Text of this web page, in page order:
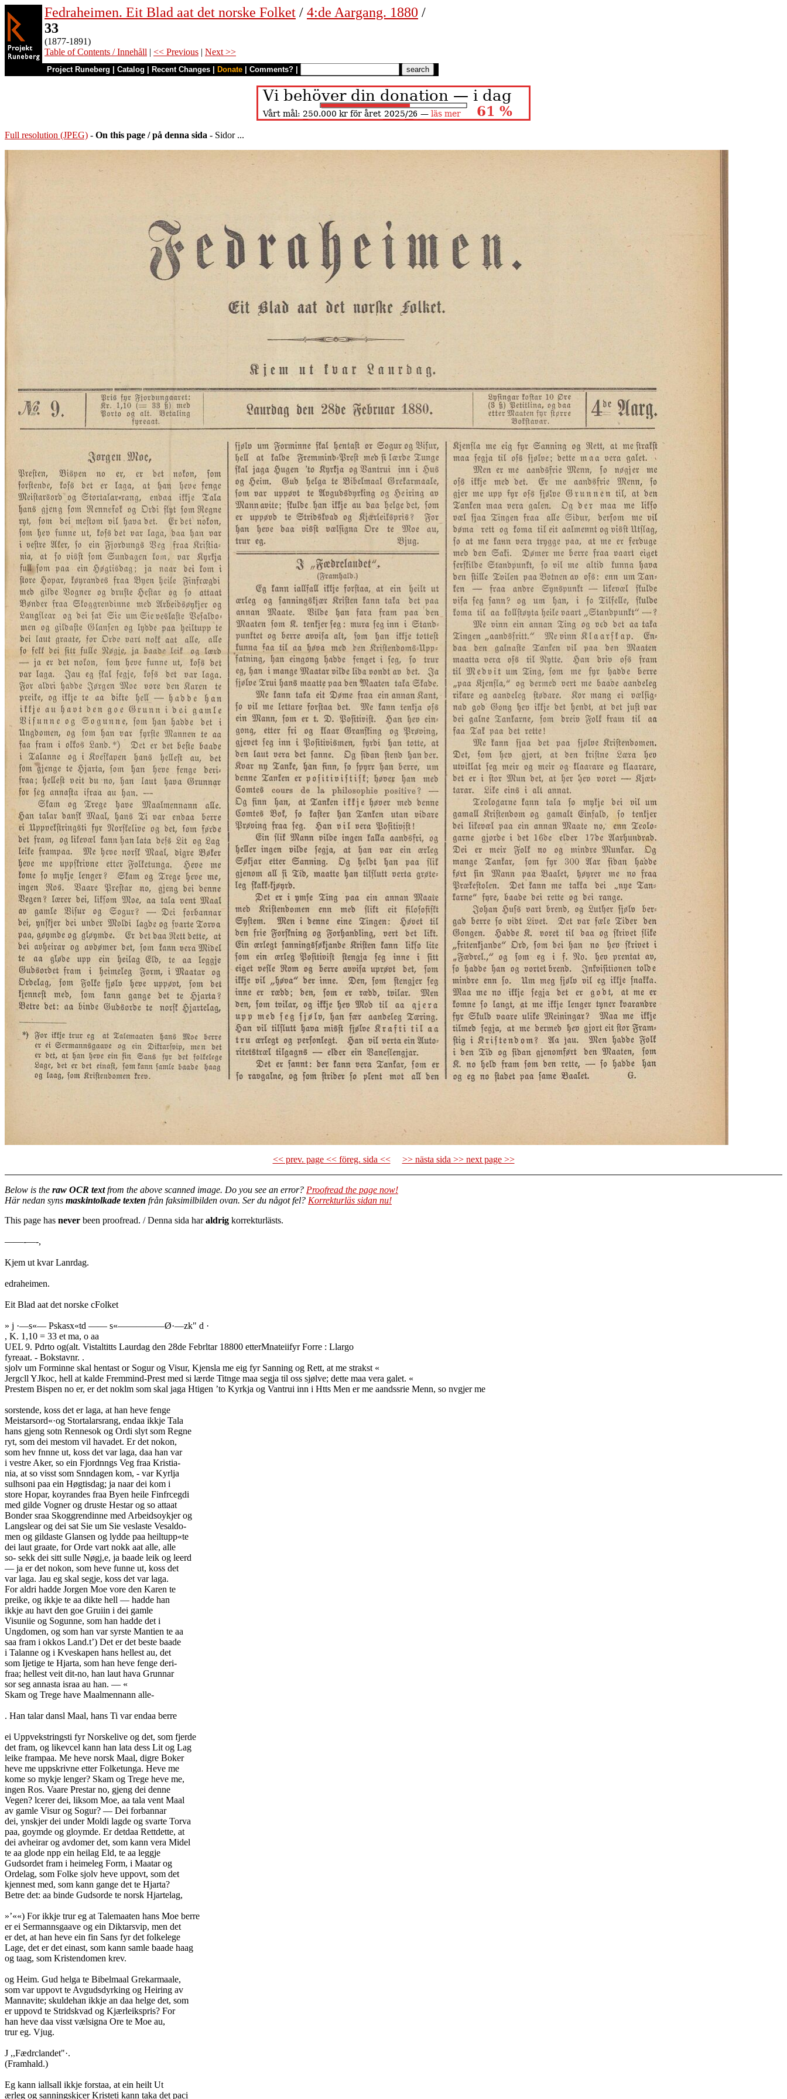
Fedraheimen. Eit Blad aat det norske Folket / 4:de Aargang. 1880 /
33
(1877-1891)
Table of Contents / Innehåll | << Previous | Next >>
Project Runeberg Catalog Recent Changes Donate Comments?
Full resolution (JPEG) - On this page / på denna sida - Sidor ...
<< prev. page << föreg. sida << >> nästa sida >> next page >>
Below is the raw OCR textfrom the above scanned image. Do you see an error? Proofread the page now!
Här nedan syns maskintolkade texten från faksimilbilden ovan. Ser du något fel? Korrekturläs sidan nu!
This page has never been proofread. / Denna sida haraldrig korrekturlästs.
——-—-,
Kjem ut kvar Lanrdag.
edraheimen.
Eit Blad aat det norske cFolket
» j ·—s«— Pskasx«td —— s«—————Ø·—zk" d ·
, K. 1,10 = 33 et ma, o aa
UEL 9. Pdrto og(alt. Vistaltitts Laurdag den 28de Febrltar 18800 etterMnateiifyr Forre : Llargo
fyreaat. - Bokstavnr. .
sjolv um Forminne skal hentast or Sogur og Visur, Kjensla me eig fyr Sanning og Rett, at me strakst «
Jergcll YJkoc, hell at kalde Fremmind-Prest med si lærde Titnge maa segja til oss sjølve; dette maa vera galet. «
Prestem Bispen no er, er det noklm som skal jaga Htigen ’to Kyrkja og Vantrui inn i Htts Men er me aandssrie Menn, so nvgjer me
sorstende, koss det er laga, at han heve fenge
Meistarsord«·og Stortalarsrang, endaa ikkje Tala
hans gjeng sotn Rennesok og Ordi slyt som Regne
ryt, som dei mestom vil havadet. Er det nokon,
som hev fnnne ut, koss det var laga, daa han var
i vestre Aker, so ein Fjordnngs Veg fraa Kristia-
nia, at so visst som Snndagen kom, - var Kyrlja
sulhsoni paa ein Høgtisdag; ja naar dei kom i
store Hopar, koyrandes fraa Byen heile Finfrcegdi
med gilde Vogner og druste Hestar og so attaat
Bonder sraa Skoggrendinne med Arbeidsoykjer og
Langslear og dei sat Sie um Sie veslaste Vesaldo-
men og gildaste Glansen og lydde paa heiltupp«te
dei laut graate, for Orde vart nokk aat alle, alle
so- sekk dei sitt sulle Nøgj,e, ja baade leik og leerd
— ja er det nokon, som heve funne ut, koss det
var laga. Jau eg skal segje, koss det var laga.
For aldri hadde Jorgen Moe vore den Karen te
preike, og ikkje te aa dikte hell — hadde han
ikkje au havt den goe Gruiin i dei gamle
Visuniie og Sogunne, som han hadde det i
Ungdomen, og som han var syrste Mantien te aa
saa fram i okkos Land.t’) Det er det beste baade
i Talanne og i Kveskapen hans hellest au, det
som Ijetige te Hjarta, som han heve fenge deri-
fraa; hellest veit dit-no, han laut hava Grunnar
sor seg annasta israa au han. — «
Skam og Trege have Maalmennann alle-
. Han talar dansl Maal, hans Ti var endaa berre
ei Uppvekstringsti fyr Norskelive og det, som fjerde
det fram, og likevcel kann han lata dess Lit og Lag
leike frampaa. Me heve norsk Maal, digre Boker
heve me uppskrivne etter Folketunga. Heve me
kome so mykje lenger? Skam og Trege heve me,
ingen Ros. Vaare Prestar no, gjeng dei denne
Vegen? lcerer dei, liksom Moe, aa tala vent Maal
av gamle Visur og Sogur? — Dei forbannar
dei, ynskjer dei under Moldi lagde og svarte Torva
paa, goymde og gloymde. Er detdaa Rettdette, at
dei avheirar og avdomer det, som kann vera Midel
te aa glode npp ein heilag Eld, te aa leggje
Gudsordet fram i heimeleg Form, i Maatar og
Ordelag, som Folke sjolv heve uppovt, som det
kjennest med, som kann gange det te Hjarta?
Betre det: aa binde Gudsorde te norsk Hjartelag,
»’««) For ikkje trur eg at Talemaaten hans Moe berre
er ei Sermannsgaave og ein Diktarsvip, men det
er det, at han heve ein fin Sans fyr det folkelege
Lage, det er det einast, som kann samle baade haag
og taag, som Kristendomen krev.
og Heim. Gud helga te Bibelmaal Grekarmaale,
som var uppovt te Avgudsdyrking og Heiring av
Mannavite; skuldehan ikkje an daa helge det, som
er uppovd te Stridskvad og Kjærleikspris? For
han heve daa visst vælsigna Ore te Moe au,
trur eg. Vjug.
J ,,Fædrclandet"·.
(Framhald.)
Eg kann iallsall ikkje forstaa, at ein heilt Ut
ærleg og sanningskjcer Kristeti kann taka det paci